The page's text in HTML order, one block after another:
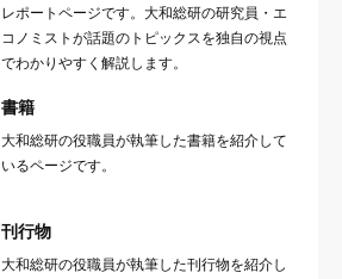
レポートページです。大和総研の研究員・エ
コノミストが話題のトピックスを独自の視点
でわかりやすく解説します。
書籍
大和総研の役職員が執筆した書籍を紹介して
いるページです。
刊行物
大和総研の役職員が執筆した刊行物を紹介し